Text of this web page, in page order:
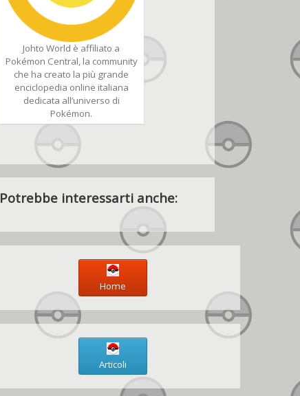
Johto World è affiliato a
Pokémon Central, la community
che ha creato la più grande
enciclopedia online italiana
dedicata all’universo di
Pokémon.
Potrebbe interessarti anche:
Home
Articoli